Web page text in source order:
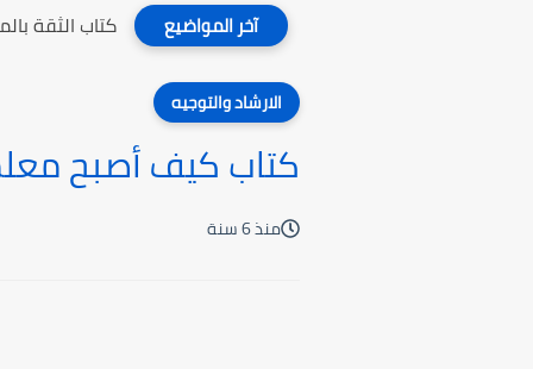
آخر المواضيع كتاب الثقة
الارشاد والتوجيه
كتاب كيف أصبح
منذ 6 سنة